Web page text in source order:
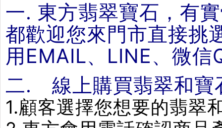
一. 東方翡翠寶石，有
都歡迎您來門市直接挑
用EMAIL、LINE、微信
二. 線上購買翡翠和寶
1.顧客選擇您想要的翡翠